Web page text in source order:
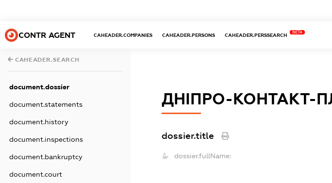
CONTR AGENT CAHEADER.COMPANIES CAHEADER.PERSONS CAHEADER.PERSSEARCH
BETA
CAHEADER.SEARCH
document.dossier
document.statements
document.history
document.inspections
document.bankruptcy
document.court
ДНІПРО-КОНТАКТ-
dossier.title
dossier.fullName: